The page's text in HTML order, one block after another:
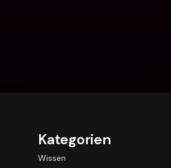
Kategorien
Wissen